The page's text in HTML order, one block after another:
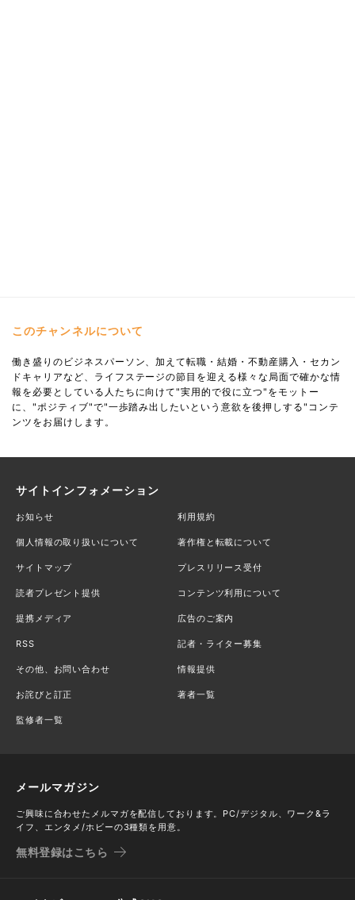
このチャンネルについて
働き盛りのビジネスパーソン、加えて転職・結婚・不動産購入・セカン
ドキャリアなど、ライフステージの節目を迎える様々な局面で確かな情
報を必要としている人たちに向けて"実用的で役に立つ"をモットー
に、"ポジティブ"で"一歩踏み出したいという意欲を後押しする"コンテ
ンツをお届けします。
サイトインフォメーション
お知らせ 利用規約
個人情報の取り扱いについて 著作権と転載について
サイトマップ プレスリリース受付
読者プレゼント提供 コンテンツ利用について
提携メディア 広告のご案内
RSS 記者・ライター募集
その他、お問い合わせ 情報提供
お詫びと訂正 著者一覧
監修者一覧
メールマガジン
ご興味に合わせたメルマガを配信しております。PC/デジタル、ワーク&ラ
イフ、エンタメ/ホビーの3種類を用意。
無料登録はこちら